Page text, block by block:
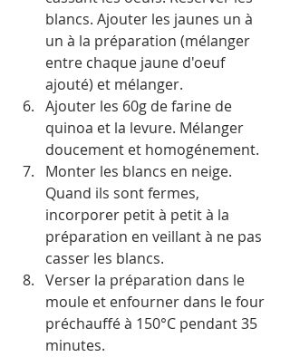
blancs. Ajouter les jaunes un à
un à la préparation (mélanger
entre chaque jaune d'oeuf
ajouté) et mélanger.
Ajouter les 60g de farine de
quinoa et la levure. Mélanger
doucement et homogénement.
Monter les blancs en neige.
Quand ils sont fermes,
incorporer petit à petit à la
préparation en veillant à ne pas
casser les blancs.
Verser la préparation dans le
moule et enfourner dans le four
préchauffé à 150°C pendant 35
minutes.